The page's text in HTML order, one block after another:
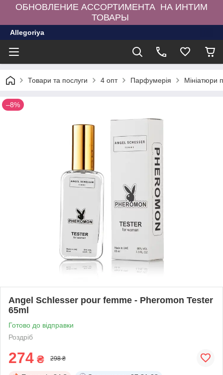
ОБНОВЛЕНИЕ АССОРТИМЕНТА НА ИНТИМ
ТОВАРЫ
Allegoriya
Товари та послуги 4 опт Парфумерія Мініатюри
–8%
Angel Schlesser pour femme - Pheromon Tester
65ml
Готово до відправки
Роздріб
274 ₴ 298 ₴